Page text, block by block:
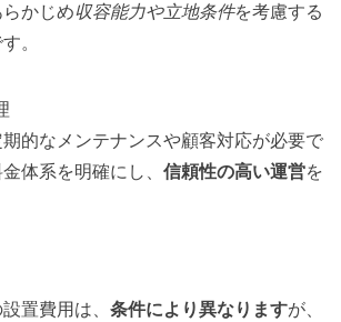
かじめ収容能力や立地条件を考慮する
。
的なメンテナンスや顧客対応が必要で
体系を明確にし、 信頼性の高い運営を
置費用は、 条件により異なりますが、